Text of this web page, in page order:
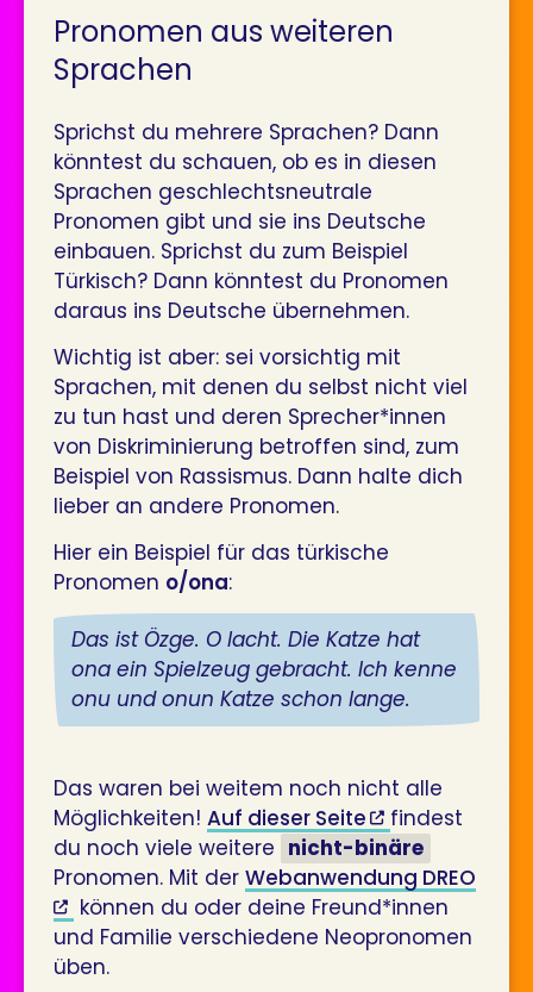
Pronomen aus weiteren
Sprachen
Sprichst du mehrere Sprachen? Dann
könntest du schauen, ob es in diesen
Sprachen geschlechtsneutrale
Pronomen gibt und sie ins Deutsche
einbauen. Sprichst du zum Beispiel
Türkisch? Dann könntest du Pronomen
daraus ins Deutsche übernehmen.
Wichtig ist aber: sei vorsichtig mit
Sprachen, mit denen du selbst nicht viel
zu tun hast und deren Sprecher*innen
von Diskriminierung betroffen sind, zum
Beispiel von Rassismus. Dann halte dich
lieber an andere Pronomen.
Hier ein Beispiel für das türkische
Pronomen o/ona:
Das ist Özge. O lacht. Die Katze hat
ona ein Spielzeug gebracht. Ich kenne
onu und onun Katze schon lange.
Das waren bei weitem noch nicht alle
Möglichkeiten! Auf dieser Seite
findest
du noch viele weitere nicht-binäre
Pronomen. Mit der Webanwendung DREO
können du oder deine Freund*innen
und Familie verschiedene Neopronomen
üben.